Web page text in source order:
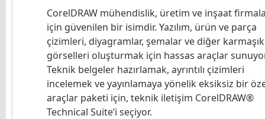
CorelDRAW mühendislik, üretim ve inşaat
için güvenilen bir isimdir. Yazılım, ürün ve parça
çizimleri, diyagramlar, şemalar ve diğer karmaşık
görselleri oluşturmak için hassas araçlar
Teknik belgeler hazırlamak, ayrıntılı çizimleri
incelemek ve yayınlamaya yönelik eksiksiz bir
araçlar paketi için, teknik iletişim CorelDRAW®
Technical Suite’i seçiyor.